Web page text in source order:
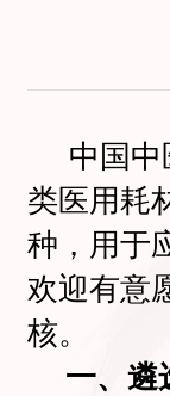
中国
类医用耗
种，用于
欢迎有意
核。
一、遴